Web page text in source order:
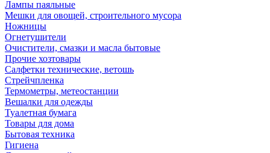
Лампы паяльные
Мешки для овощей, строительного мусора
Ножницы
Огнетушители
Очистители, смазки и масла бытовые
Прочие хозтовары
Салфетки технические, ветошь
Стрейчпленка
Термометры, метеостанции
Вешалки для одежды
Туалетная бумага
Товары для дома
Бытовая техника
Гигиена